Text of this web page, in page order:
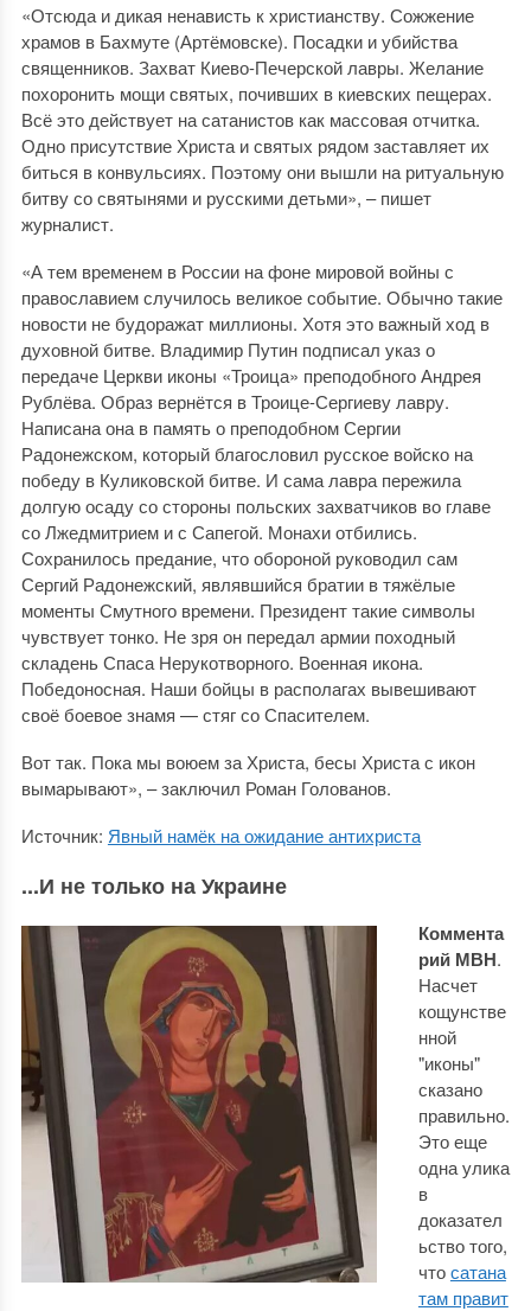
«Отсюда и дикая ненависть к христианству. Сожжение
храмов в Бахмуте (Артёмовске). Посадки и убийства
священников. Захват Киево-Печерской лавры. Желание
похоронить мощи святых, почивших в киевских пещерах.
Всё это действует на сатанистов как массовая отчитка.
Одно присутствие Христа и святых рядом заставляет их
биться в конвульсиях. Поэтому они вышли на ритуальную
битву со святынями и русскими детьми», – пишет
журналист.
«А тем временем в России на фоне мировой войны с
православием случилось великое событие. Обычно такие
новости не будоражат миллионы. Хотя это важный ход в
духовной битве. Владимир Путин подписал указ о
передаче Церкви иконы «Троица» преподобного Андрея
Рублёва. Образ вернётся в Троице-Сергиеву лавру.
Написана она в память о преподобном Сергии
Радонежском, который благословил русское войско на
победу в Куликовской битве. И сама лавра пережила
долгую осаду со стороны польских захватчиков во главе
со Лжедмитрием и с Сапегой. Монахи отбились.
Сохранилось предание, что обороной руководил сам
Сергий Радонежский, являвшийся братии в тяжёлые
моменты Смутного времени. Президент такие символы
чувствует тонко. Не зря он передал армии походный
складень Спаса Нерукотворного. Военная икона.
Победоносная. Наши бойцы в располагах вывешивают
своё боевое знамя — стяг со Спасителем.
Вот так. Пока мы воюем за Христа, бесы Христа с икон
вымарывают», – заключил Роман Голованов.
Источник: Явный намёк на ожидание антихриста
...И не только на Украине
Коммента
рий МВН.
Насчет
кощунстве
нной
"иконы"
сказано
правильно.
Это еще
одна улика
в
доказател
ьство того,
чтосатана
там правит